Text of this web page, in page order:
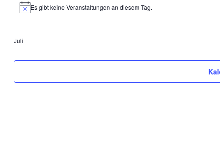
HinweisEs gibt keine Veranstaltungen an diesem Tag.
Juli